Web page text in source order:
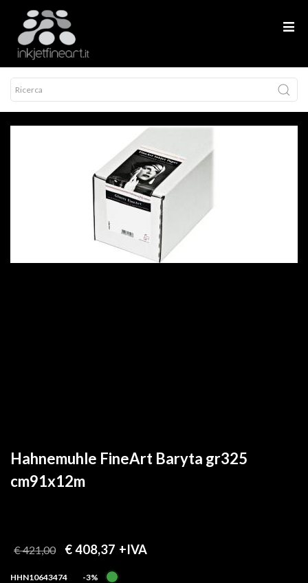
Hahnemuhle FineArt Baryta gr325
cm91x12m
€ 421,00 € 408,37 +IVA
HHN10643474 -3%